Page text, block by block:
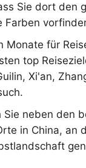
Sie dort den
Farben
Monate für
top
Xi'an,
neben den
in China, an